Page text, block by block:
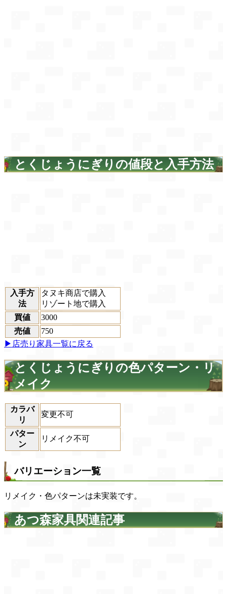
とくじょうにぎりの値段と入手方法
入手方
法
タヌキ商店で購入
リゾート地で購入
買値
3000
売値
750
▶店売り家具一覧に戻る
とくじょうにぎりの色パターン・リ
メイク
カラバ
リ
変更不可
パター
ン
リメイク不可
バリエーション一覧
リメイク・色パターンは未実装です。
あつ森家具関連記事